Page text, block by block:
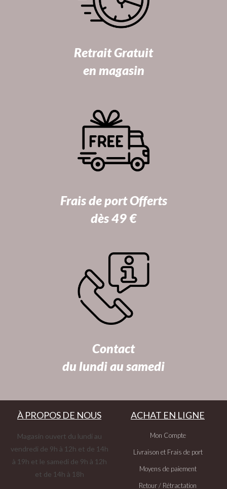
Retrait Gratuit
en magasin
Frais de port Offerts
dès 49 €
Contact
du lundi au samedi
À PROPOS DE NOUS
Magasin ouvert du lundi au
vendredi de 9h à 12h et de 14h
à 19h et le samedi de 9h à 12h
et de 14h à 18h
ACHAT EN LIGNE
Mon Compte
Livraison et Frais de port
Moyens de paiement
Retour / Rétractation